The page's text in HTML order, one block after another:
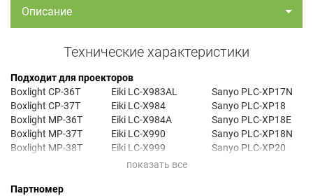
Описание
Технические характеристики
Подходит для проекторов
Boxlight CP-36T
Boxlight CP-37T
Boxlight MP-36T
Boxlight MP-37T
Boxlight MP-38T
Canon LV-7535
Eiki LC-X983AL
Eiki LC-X984
Eiki LC-X984A
Eiki LC-X990
Eiki LC-X999
Eiki LC-X999A
Sanyo PLC-XP17N
Sanyo PLC-XP18
Sanyo PLC-XP18E
Sanyo PLC-XP18N
Sanyo PLC-XP20
Партномер